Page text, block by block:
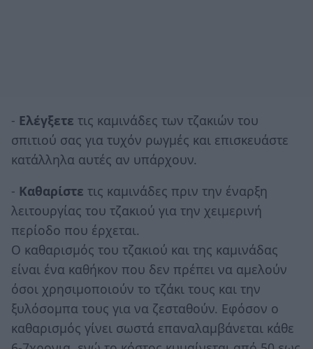
- Ελέγξετε τις καμινάδες των τζακιών του
σπιτιού σας για τυχόν ρωγμές και επισκευάστε
κατάλληλα αυτές αν υπάρχουν.
- Καθαρίστε τις καμινάδες πριν την έναρξη
λειτουργίας του τζακιού για την χειμερινή
περίοδο που έρχεται.
Ο καθαρισμός του τζακιού και της καμινάδας
είναι ένα καθήκον που δεν πρέπει να αμελούν
όσοι χρησιμοποιούν το τζάκι τους και την
ξυλόσομπα τους για να ζεσταθούν. Εφόσον ο
καθαρισμός γίνει σωστά επαναλαμβάνεται κάθε